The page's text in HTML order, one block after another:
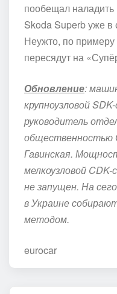
пообещал наладить
Skoda Superb уже в
Неужто, по
пересядут на
Обновление:
крупноузловой
руководитель
общественностью
Гавинская.
мелкоузловой
не запущен. На
в Украине
методом.
eurocar